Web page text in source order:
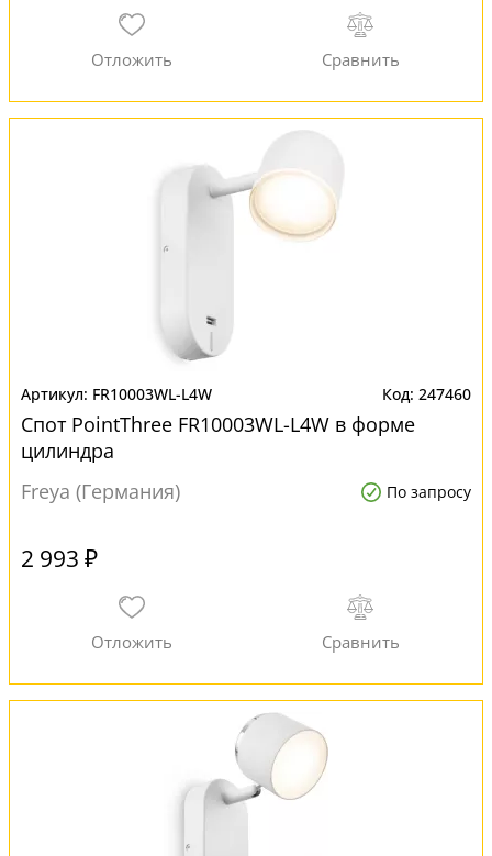
FR10003WL-L4W 247460
Спот PointThree FR10003WL-L4W в форме
цилиндра
Freya (Германия)
По запросу
2 993 ₽